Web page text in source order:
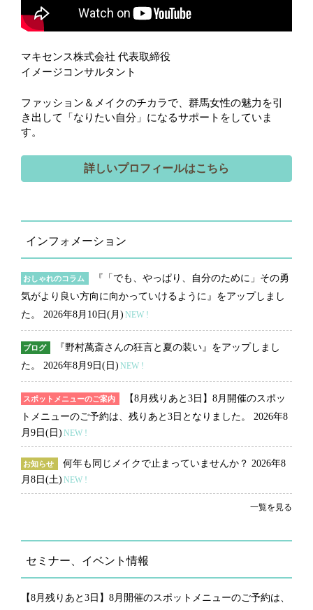
マキセンス株式会社 代表取締役
イメージコンサルタント
ファッション＆メイクのチカラで、群馬女性の魅力を引
き出して「なりたい自分」になるサポートをしていま
す。
詳しいプロフィールはこちら
インフォメーション
おしゃれのコラム
『「でも、やっぱり、自分のために」その勇
気がより良い方向に向かっていけるように』をアップしまし
た。 2026年8月10日(月) NEW !
ブログ
『野村萬斎さんの狂言と夏の装い』をアップしまし
た。 2026年8月9日(日) NEW !
スポットメニューのご案内
【8月残りあと3日】8月開催のスポッ
トメニューのご予約は、残りあと3日となりました。 2026年8
月9日(日) NEW !
お知らせ 何年も同じメイクで止まっていませんか？ 2026年8
月8日(土) NEW !
一覧を見る
セミナー、イベント情報
【8月残りあと3日】8月開催のスポットメニューのご予約は、